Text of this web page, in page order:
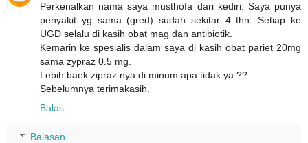
Perkenalkan nama saya musthofa dari kediri. Saya punya
penyakit yg sama (gred) sudah sekitar 4 thn. Setiap ke
UGD selalu di kasih obat mag dan antibiotik.
Kemarin ke spesialis dalam saya di kasih obat pariet 20mg
sama zypraz 0.5 mg.
Lebih baek zipraz nya di minum apa tidak ya ??
Sebelumnya terimakasih.
Balas
Balasan